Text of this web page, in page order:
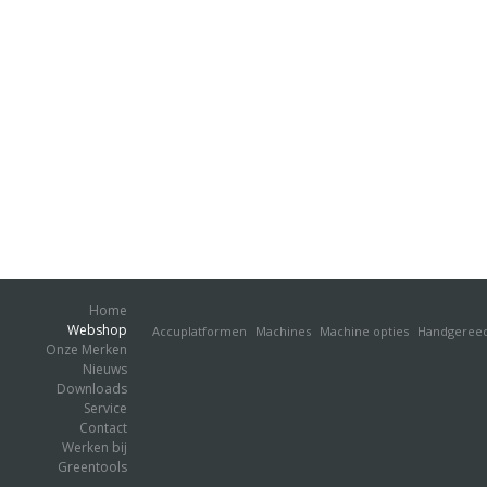
Home
Webshop
Accuplatformen Machines Machine opties
Onze Merken
Nieuws
Downloads
Service
Contact
Werken bij
Greentools